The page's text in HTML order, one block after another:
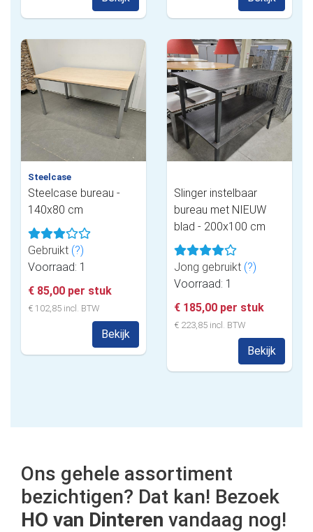
Steelcase
Steelcase bureau -
140x80 cm
Gebruikt (?)
Voorraad: 1
€ 85,00 per stuk
€ 102,85 incl. BTW
Bekijk
Slinger instelbaar
bureau met NIEUW
blad - 200x100 cm
Jong gebruikt (?)
Voorraad: 1
€ 185,00 per stuk
€ 223,85 incl. BTW
Bekijk
Ons gehele assortiment
bezichtigen? Dat kan! Bezoek
HO van Dinteren vandaag nog!